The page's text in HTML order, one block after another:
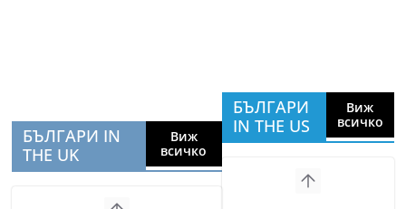
БЪЛГАРИ IN
THE UK
Виж
всичко
БЪЛГАРИ
IN THE US
Виж
всичко